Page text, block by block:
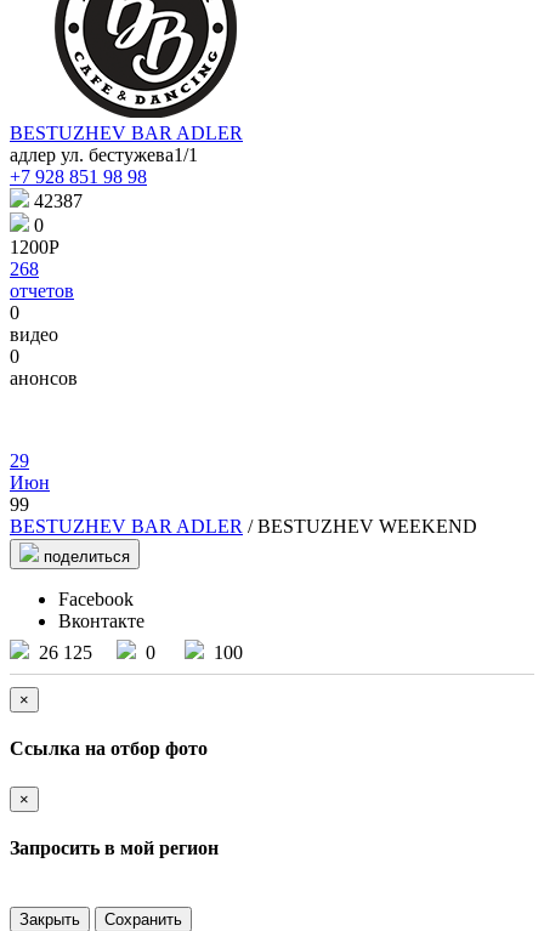
BESTUZHEV BAR ADLER
адлер ул. бестужева1/1
+7 928 851 98 98
42387
0
1200Р
268
отчетов
0
видео
0
анонсов
29
Июн
99
BESTUZHEV BAR ADLER / BESTUZHEV WEEKEND
поделиться
Facebook
Вконтакте
26 125
0 100
×
Ссылка на отбор фото
×
Запросить в мой регион
Закрыть Сохранить